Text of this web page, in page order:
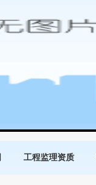
工程监理资质